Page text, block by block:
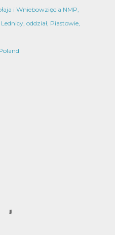
i Wniebowzięcia NMP
oddział Piastowie